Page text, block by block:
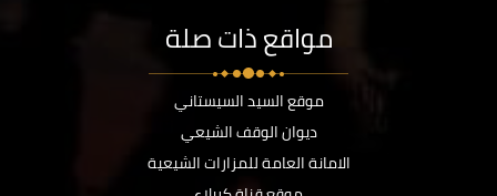
مواقع ذات صلة
موقع السيد السيستاني
ديوان الوقف الشيعي
الامانة العامة للمزارات الشيعية